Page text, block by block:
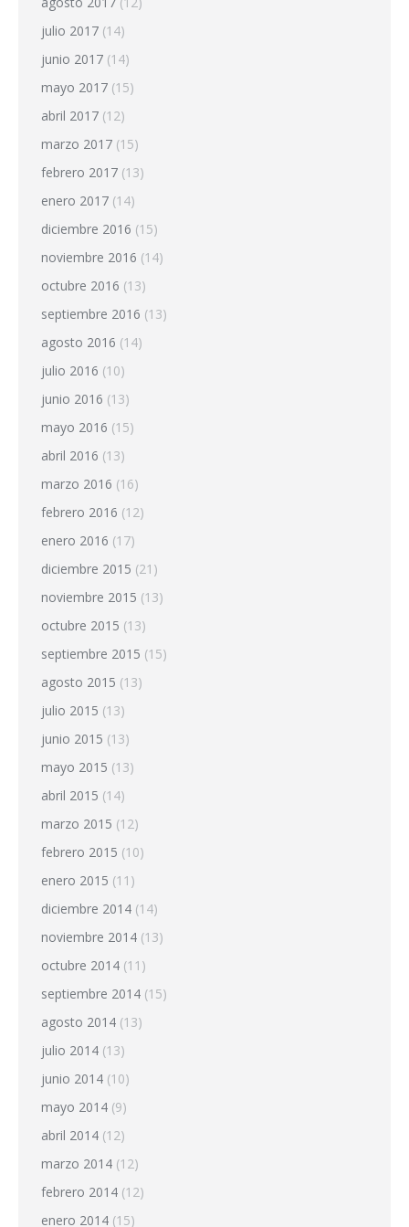
julio 2017 (14)
junio 2017 (14)
mayo 2017 (15)
abril 2017 (12)
marzo 2017 (15)
febrero 2017 (13)
enero 2017 (14)
diciembre 2016 (15)
noviembre 2016 (14)
octubre 2016 (13)
septiembre 2016 (13)
agosto 2016 (14)
julio 2016 (10)
junio 2016 (13)
mayo 2016 (15)
abril 2016 (13)
marzo 2016 (16)
febrero 2016 (12)
enero 2016 (17)
diciembre 2015 (21)
noviembre 2015 (13)
octubre 2015 (13)
septiembre 2015 (15)
agosto 2015 (13)
julio 2015 (13)
junio 2015 (13)
mayo 2015 (13)
abril 2015 (14)
marzo 2015 (12)
febrero 2015 (10)
enero 2015 (11)
diciembre 2014 (14)
noviembre 2014 (13)
octubre 2014 (11)
septiembre 2014 (15)
agosto 2014 (13)
julio 2014 (13)
junio 2014 (10)
mayo 2014 (9)
abril 2014 (12)
marzo 2014 (12)
febrero 2014 (12)
enero 2014 (15)